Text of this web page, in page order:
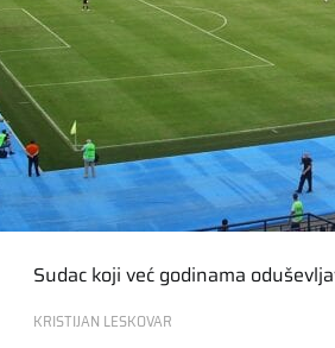
Sudac koji već godinama
KRISTIJAN LESKOVAR